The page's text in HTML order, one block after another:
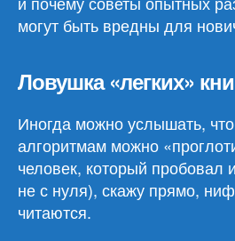
могут быть вредны для
Ловушка «легких»
Иногда можно услышать,
алгоритмам можно
человек, который пробовал
не с нуля), скажу прямо,
читаются.